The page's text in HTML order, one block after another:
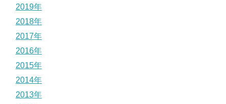
2019年
2018年
2017年
2016年
2015年
2014年
2013年